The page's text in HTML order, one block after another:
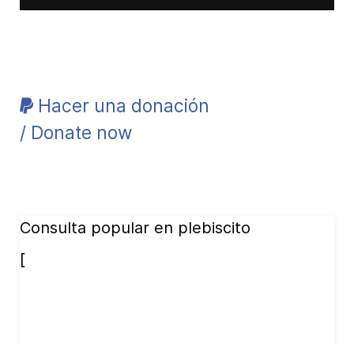
Hacer una donación
/ Donate now
Consulta popular en plebiscito
[